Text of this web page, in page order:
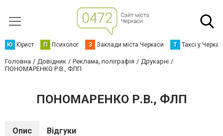
Ю Юрист П Психолог З Заклади міста Черкаси Т Таксі у
Головна Довідник Реклама, поліграфія
Друкарні
ПОНОМАРЕНКО Р.В., ФЛП
ПОНОМАРЕНКО Р.В., ФЛП
Опис Відгуки